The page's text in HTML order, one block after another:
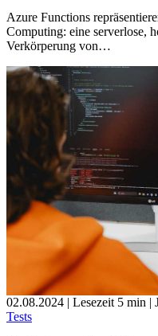
Azure Functions
Computing: eine serverlose,
Verkörperung von…
02.08.2024 | Lesezeit 5 min |
Tests